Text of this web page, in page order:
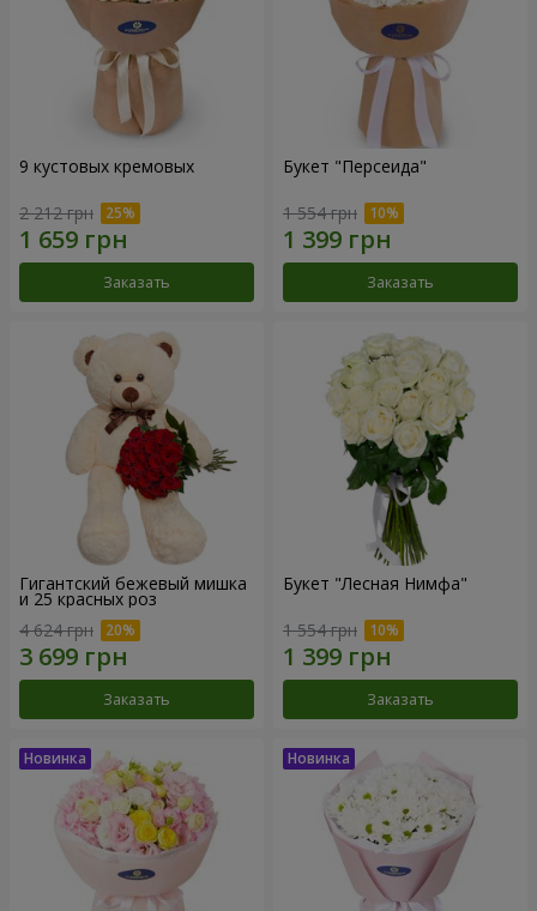
9 кустовых кремовых
2 212 грн
Заказать
Букет "Персеида"
1 554 грн
Заказать
Гигантский бежевый мишка
и 25 красных роз
4 624 грн
Заказать
Букет "Лесная Нимфа"
1 554 грн
Заказать